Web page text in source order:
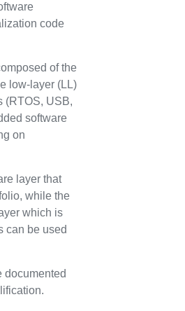
code
of the
low-layer (LL)
(RTOS, USB,
software
on
layer that
while the
which is
can be used
documented